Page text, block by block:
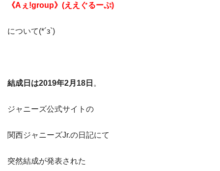
《Aぇ!group》(ええぐるーぷ)
について(*´з`)
結成日は2019年2月18日 。
ジャニーズ公式サイトの
関西ジャニーズJr.の日記にて
突然結成が発表された